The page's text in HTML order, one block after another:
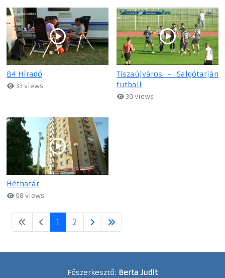
B4 Híradó
33 views
Tiszaújváros - Salgótarján
futball
39 views
Héthatár
98 views
1 2
Főszerkesztő: Berta Judit